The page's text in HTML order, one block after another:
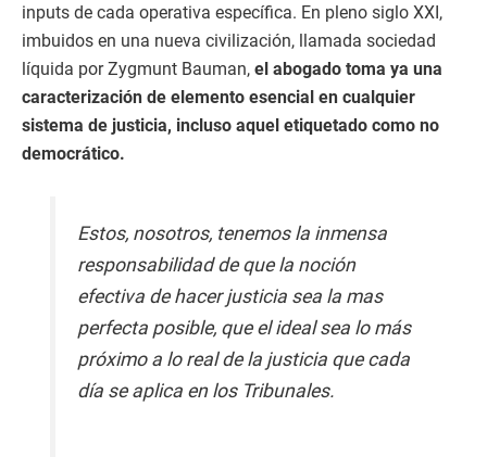
inputs de cada operativa específica. En pleno siglo XXI,
imbuidos en una nueva civilización, llamada sociedad
líquida por Zygmunt Bauman, el abogado toma ya una
caracterización de elemento esencial en cualquier
sistema de justicia, incluso aquel etiquetado como no
democrático.
Estos, nosotros, tenemos la inmensa
responsabilidad de que la noción
efectiva de hacer justicia sea la mas
perfecta posible, que el ideal sea lo más
próximo a lo real de la justicia que cada
día se aplica en los Tribunales.